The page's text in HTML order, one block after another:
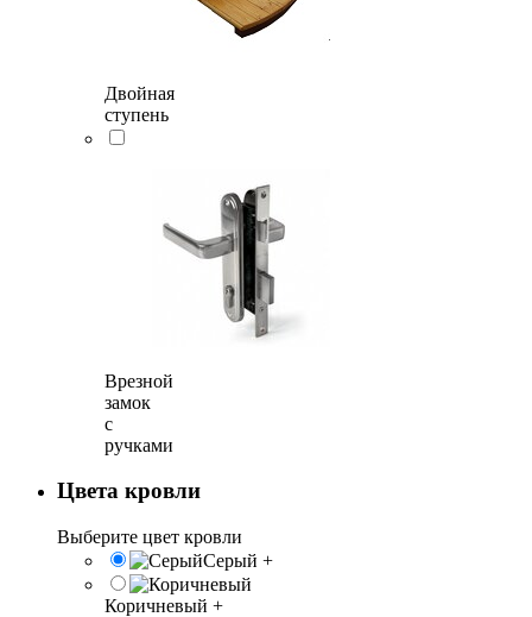
Двойная
ступень
Врезной
замок
с
ручками
Цвета кровли
Выберите цвет кровли
Серый +
Коричневый +